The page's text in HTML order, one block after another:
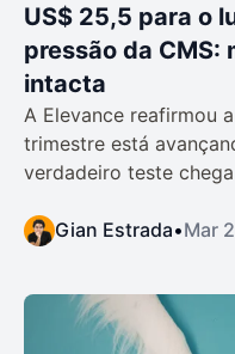
US$ 25,5 para o
pressão da CMS:
intacta
A Elevance reafirmou
trimestre está
verdadeiro teste
Gian Estrada•Mar